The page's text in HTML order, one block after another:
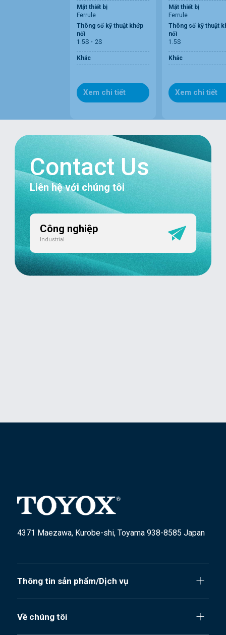
Mặt thiết bị
Ferrule
Thông số kỹ thuật khớp
nối
1.5S・2S
Khác
Xem chi tiết
Mặt thiết bị
Ferrule
Thông số kỹ thuật
nối
1.5S
Khác
Xem chi tiết
Contact Us
Liên hệ với chúng tôi
Công nghiệp
Industrial
4371 Maezawa, Kurobe-shi, Toyama 938-8585 Japan
Thông tin sản phẩm/Dịch vụ
Về chúng tôi